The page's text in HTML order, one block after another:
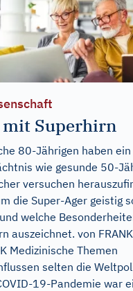
Superhirn
80-Jährigen haben ein
wie gesunde 50-
versuchen
die Super-Ager geistig
welche
auszeichnet. von FRANK
Medizinische Themen
selten die
19-Pandemie war